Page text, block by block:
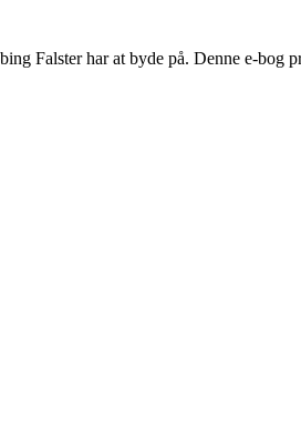
Falster har at byde på. Denne e-